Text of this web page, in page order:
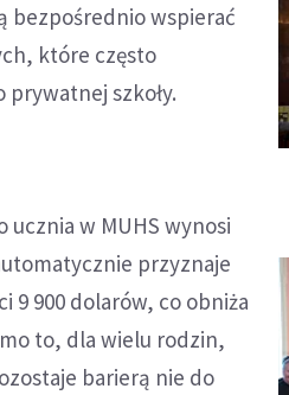
bezpośrednio wspierać
które często
prywatnej szkoły.
w MUHS wynosi
przyznaje
9 900 dolarów, co obniża
to, dla wielu rodzin,
barierą nie do